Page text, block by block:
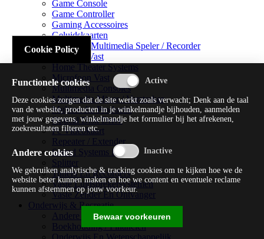
Game Console
Game Controller
Gaming Accessoires
Geluidskaarten
Handheld Multimedia Speler / Recorder
Headsets Vast
Home Theater Systems
Microfoon Vast
Multimedia Consoles
Multimedia Mixer / Versterker
Multimedia Productie
Optical Disk Drive
Pc Videokaart
Repeater / Extender
Sound Systems Hi-fi
Splitter
Tuners En Recorders
Vaste Luidsprekersystemen
Vaste Zender En Ontvanger
Onderwijs & Recreatie
Andere Beveiligingssoftware
Boekhouding / Financiën
Cookie Policy
Functionele cookies
Deze cookies zorgen dat de site werkt zoals verwacht; Denk aan de taal
van de website, producten in je winkelmandje bijhouden, aanmelden
met jouw gegevens, winkelmandje het formulier bij het afrekenen,
zoekresultaten filteren etc.
Andere cookies
We gebruiken analytische & tracking cookies om te kijken hoe we de
website beter kunnen maken en hoe we content en eventuele reclame
kunnen afstemmen op jouw voorkeur.
Bewaar voorkeuren